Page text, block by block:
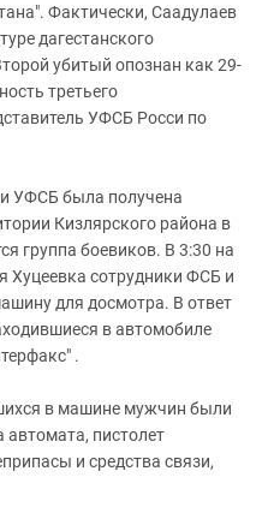
Фактически, Саадулаев
дагестанского
убитый опознан как 29-
третьего
УФСБ Росси по
УФСБ была получена
Кизлярского района в
группа боевиков. В 3:30 на
Хуцеевка сотрудники ФСБ и
для досмотра. В ответ
в автомобиле
.
в машине мужчин были
пистолет
и средства связи,